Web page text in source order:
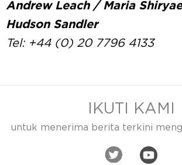
Andrew Leach / Maria
Hudson Sandler
Tel: +44 (0) 20 7796 4133
IKUTI KAMI
untuk menerima berita terkini